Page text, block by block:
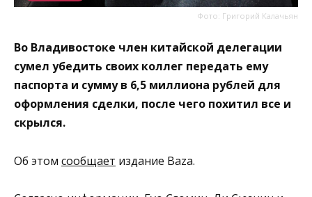
Фото: Григорий Калачьян
Во Владивостоке член китайской делегации
сумел убедить своих коллег передать ему
паспорта и сумму в 6,5 миллиона рублей для
оформления сделки, после чего похитил все и
скрылся.
Об этом сообщает издание Baza.